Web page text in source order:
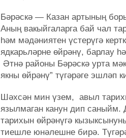
Бәрәскә — Казан артының
Аның вакыйгаларга бай чал
һәм мәдәниятен үстерүгә
ядкарьләрне өйрәнү, барлау
Әтнә районы Бәрәскә урта
якны өйрәнү” түгәрәге эшләп
Шәхсән мин үзем, авыл
язылмаган канун дип саныйм.
тарихын өйрәнүгә
тиешле юнәлешне бирә.